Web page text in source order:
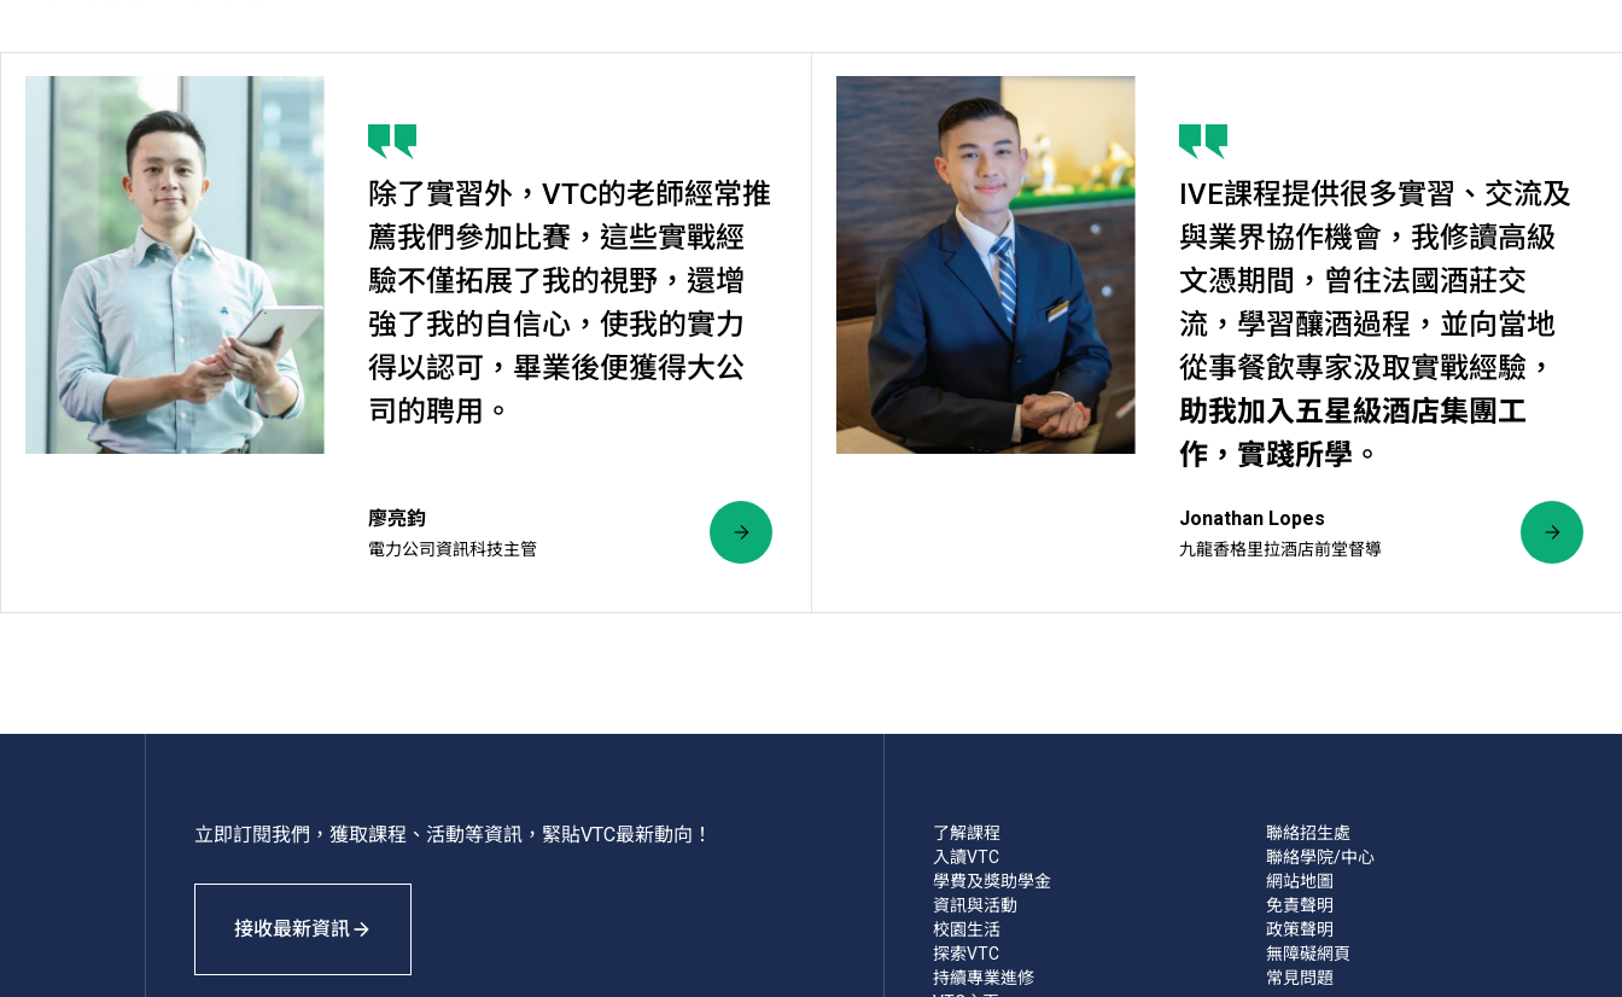
除了實習外，VTC的老師經常推
薦我們參加比賽，這些實戰經
驗不僅拓展了我的視野，還增
強了我的自信心，使我的實力
得以認可，畢業後便獲得大公
司的聘用。
廖亮鈞
電力公司資訊科技主管
IVE課程提供很多實習、交流及
與業界協作機會，我修讀高級
文憑期間，曾往法國酒莊交
流，學習釀酒過程，並向當地
從事餐飲專家汲取實戰經驗，
助我加入五星級酒店集團工
作，實踐所學 。
Jonathan Lopes
九龍香格里拉酒店前堂督導
立即訂閱我們，獲取課程、活動等資訊，緊貼VTC最新動向！
接收最新資訊
了解課程
入讀VTC
學費及獎助學金
資訊與活動
校園生活
探索VTC
持續專業進修
聯絡招生處
聯絡學院/中心
網站地圖
免責聲明
政策聲明
無障礙網頁
常見問題